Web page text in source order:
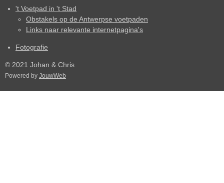
't Voetpad in 't Stad
Obstakels op de Antwerpse voetpaden
Links naar relevante internetpagina's
Fotografie
© 2021 Johan & Chris
Powered by JouwWeb